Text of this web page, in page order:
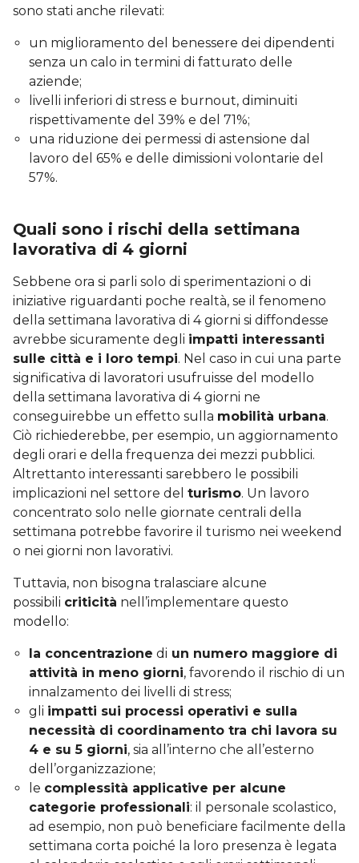
sono stati anche rilevati:
un miglioramento del benessere dei dipendenti
senza un calo in termini di fatturato delle
aziende;
livelli inferiori di stress e burnout, diminuiti
rispettivamente del 39% e del 71%;
una riduzione dei permessi di astensione dal
lavoro del 65% e delle dimissioni volontarie del
57%.
Quali sono i rischi della settimana
lavorativa di 4 giorni
Sebbene ora si parli solo di sperimentazioni o di
iniziative riguardanti poche realtà, se il fenomeno
della settimana lavorativa di 4 giorni si diffondesse
avrebbe sicuramente degli impatti interessanti
sulle città e i loro tempi. Nel caso in cui una parte
significativa di lavoratori usufruisse del modello
della settimana lavorativa di 4 giorni ne
conseguirebbe un effetto sulla mobilità urbana.
Ciò richiederebbe, per esempio, un aggiornamento
degli orari e della frequenza dei mezzi pubblici.
Altrettanto interessanti sarebbero le possibili
implicazioni nel settore del turismo. Un lavoro
concentrato solo nelle giornate centrali della
settimana potrebbe favorire il turismo nei weekend
o nei giorni non lavorativi.
Tuttavia, non bisogna tralasciare alcune
possibili criticità nell’implementare questo
modello:
la concentrazione di un numero maggiore di
attività in meno giorni, favorendo il rischio di un
innalzamento dei livelli di stress;
gli impatti sui processi operativi e sulla
necessità di coordinamento tra chi lavora su
4 e su 5 giorni, sia all’interno che all’esterno
dell’organizzazione;
le complessità applicative per alcune
categorie professionali: il personale scolastico,
ad esempio, non può beneficiare facilmente della
settimana corta poiché la loro presenza è legata